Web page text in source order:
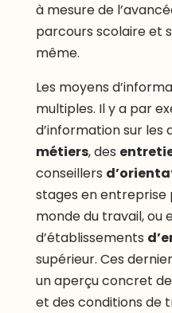
à mesure de
parcours scolaire et
même.
Les moyens
multiples. Il y a par
d’information sur les
métiers, des
conseillers
stages en entreprise
monde du travail, ou
d’établissements
supérieur. Ces
un aperçu concret
et des conditions de